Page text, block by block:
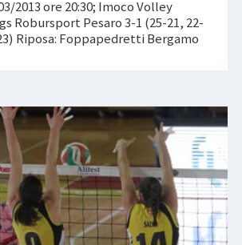
2013 ore 20:30; Imoco Volley
Robursport Pesaro 3-1 (25-21, 22-
Riposa: Foppapedretti Bergamo